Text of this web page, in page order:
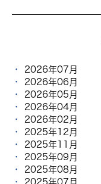
2026年07月
2026年06月
2026年05月
2026年04月
2026年02月
2025年12月
2025年11月
2025年09月
2025年08月
2025年07月